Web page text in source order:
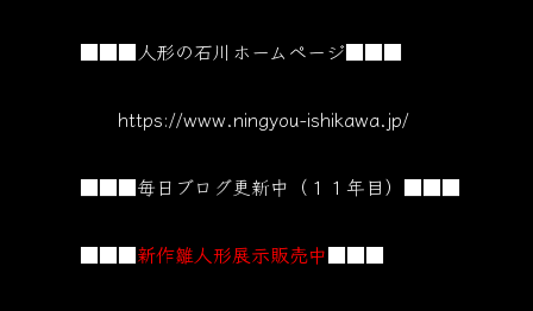
■■■人形の石川ホームページ■■■
https://www.ningyou-ishikawa.jp/
■■■毎日ブログ更新中（１１年目）■■■
■■■新作雛人形展示販売中■■■